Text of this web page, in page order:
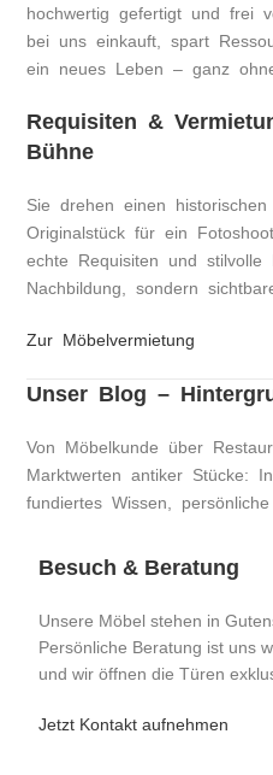
hochwertig gefertigt und frei
bei uns einkauft, spart
ein neues Leben – ganz
Requisiten &
Bühne
Sie drehen einen
Originalstück für ein
echte Requisiten und
Nachbildung, sondern
Zur Möbelvermietung
Unser Blog –
Von Möbelkunde über
Marktwerten antiker Stücke:
fundiertes Wissen,
Besuch & Beratung
Unsere Möbel stehen in
Persönliche Beratung ist uns
und wir öffnen die Türen
Jetzt Kontakt aufnehmen